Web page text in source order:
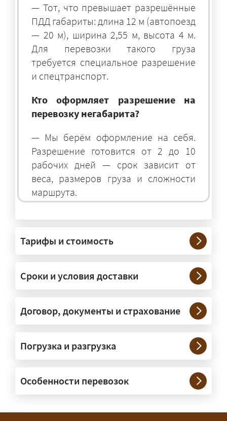
— Тот, что превышает разрешённые
ПДД габариты: длина 12 м (автопоезд
— 20 м), ширина 2,55 м, высота 4 м.
Для перевозки такого груза
требуется специальное разрешение
и спецтранспорт.
Кто оформляет разрешение на
перевозку негабарита?
— Мы берём оформление на себя.
Разрешение готовится от 2 до 10
рабочих дней — срок зависит от
веса, размеров груза и сложности
маршрута.
— На тралах и низкорамниках —
платформах, рассчитанных на
крупногабаритную технику и
конструкции. Транспорт подбираем
под конкретные размеры и вес груза.
сопровождение?
организуем. Потребность в машинах
прикрытия зависит от габаритов
груза и маршрута; это определяется
Тарифы и стоимость
Сроки и условия доставки
Договор, документы и страхование
Погрузка и разгрузка
Особенности перевозок